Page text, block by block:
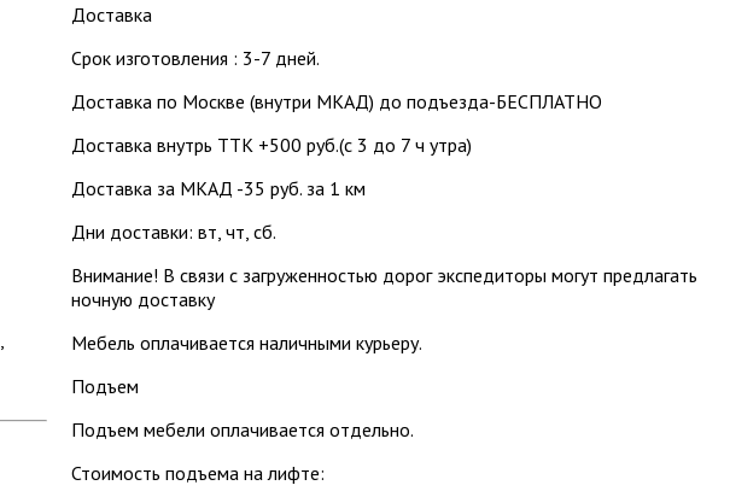
Доставка
Срок изготовления : 3-7 дней.
Доставка по Москве (внутри МКАД) до подъезда-БЕСПЛАТНО
Доставка внутрь ТТК +500 руб.(с 3 до 7 ч утра)
Доставка за МКАД -35 руб. за 1 км
Дни доставки: вт, чт, сб.
Внимание! В связи с загруженностью дорог экспедиторы могут предлагать
ночную доставку
Мебель оплачивается наличными курьеру.
Подъем
Подъем мебели оплачивается отдельно.
Стоимость подъема на лифте: